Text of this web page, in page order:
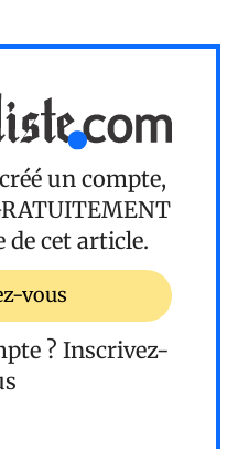
un compte,
cet article.
vous
? Inscrivez-